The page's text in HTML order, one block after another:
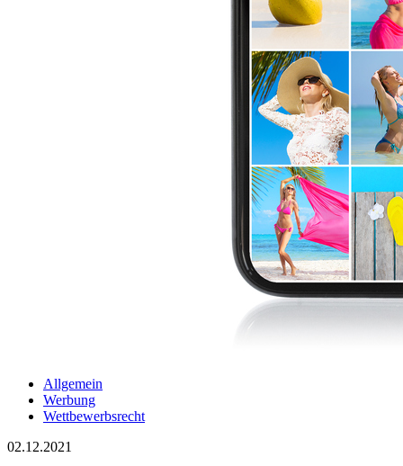
Allgemein
Werbung
Wettbewerbsrecht
02.12.2021